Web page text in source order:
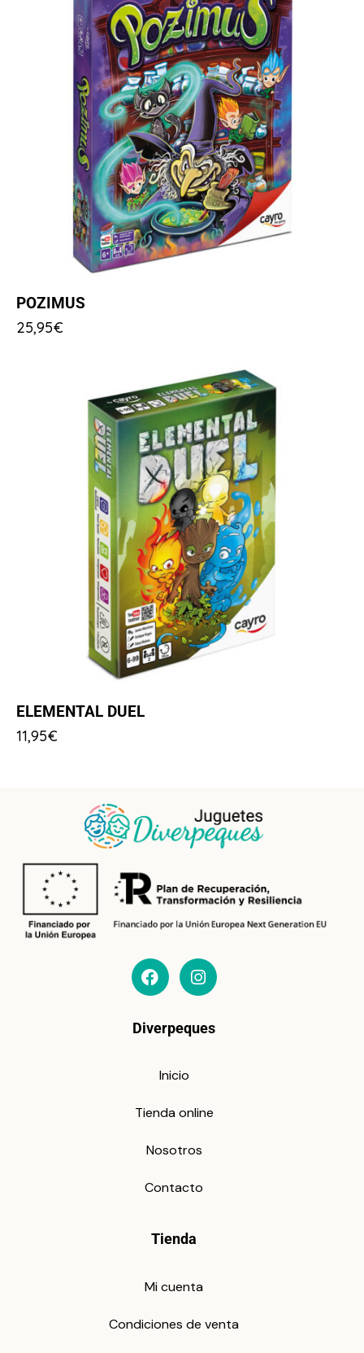
POZIMUS
25,95€
ELEMENTAL DUEL
11,95€
Diverpeques
Inicio
Tienda online
Nosotros
Contacto
Tienda
Mi cuenta
Condiciones de venta